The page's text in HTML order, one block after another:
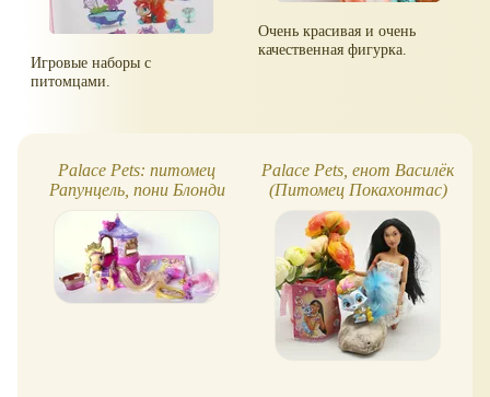
Игровые наборы с
питомцами.
Очень красивая и очень
качественная фигурка.
Palace Pets: питомец
Рапунцель, пони Блонди
Palace Pets, енот Василёк
(Питомец Покахонтас)